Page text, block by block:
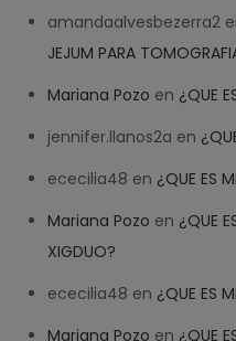
amandaalvesbezerra2
JEJUM PARA
Mariana Pozo en ¿QUE
jennifer.llanos2a en
ececilia48 en ¿QUE ES
Mariana Pozo en ¿QUE
XIGDUO?
ececilia48 en ¿QUE ES
Mariana Pozo en ¿QUE